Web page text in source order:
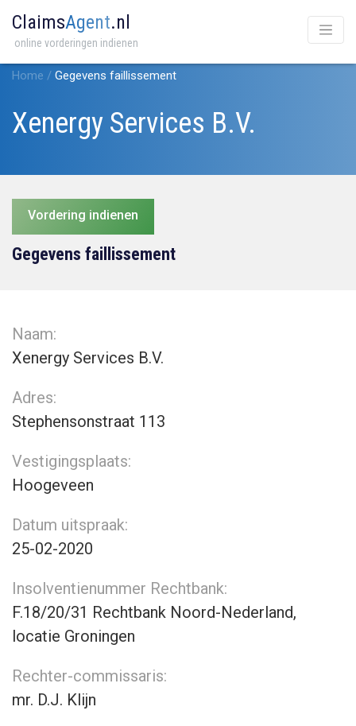
ClaimsAgent.nl
online vorderingen indienen
Home / Gegevens faillissement
Xenergy Services B.V.
Vordering indienen
Gegevens faillissement
Naam:
Xenergy Services B.V.
Adres:
Stephensonstraat 113
Vestigingsplaats:
Hoogeveen
Datum uitspraak:
25-02-2020
Insolventienummer Rechtbank:
F.18/20/31 Rechtbank Noord-Nederland,
locatie Groningen
Rechter-commissaris:
mr. D.J. Klijn